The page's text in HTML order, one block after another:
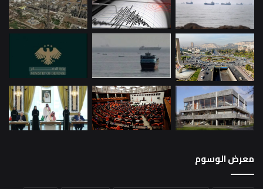
معرض الوسوم